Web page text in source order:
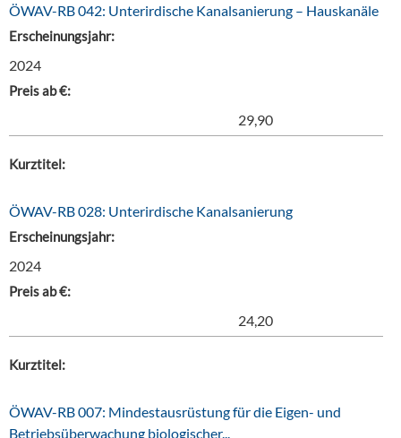
ÖWAV-RB 042: Unterirdische Kanalsanierung – Hauskanäle
Erscheinungsjahr:
2024
Preis ab €:
29,90
Kurztitel:
ÖWAV-RB 028: Unterirdische Kanalsanierung
Erscheinungsjahr:
2024
Preis ab €:
24,20
Kurztitel:
ÖWAV-RB 007: Mindestausrüstung für die Eigen- und
Betriebsüberwachung biologischer...